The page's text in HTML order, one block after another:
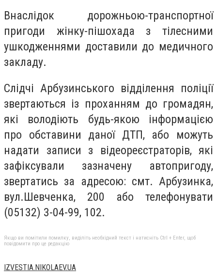
Внаслідок дорожньою-транспортної
пригоди жінку-пішохада з тілесними
ушкодженнями доставили до медичного
закладу.
Слідчі Арбузинського відділення поліції
звертаються із проханням до громадян,
які володіють будь-якою інформацією
про обставини даної ДТП, або можуть
надати записи з відеореєстраторів, які
зафіксували зазначену автопригоду,
звертатись за адресою: смт. Арбузинка,
вул.Шевченка, 200 або телефонувати
(05132) 3-04-99, 102.
Якщо ви помітили помилку, виділіть необхідний текст і натисніть Ctrl + Enter, щоб
повідомити про це редакцію
IZVESTIA.NIKOLAEV.UA